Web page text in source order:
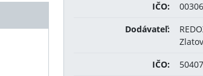
IČO:
Dodávateľ:
IČO: